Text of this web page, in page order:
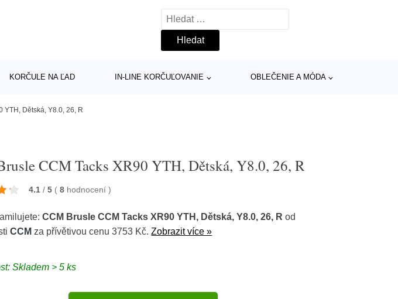
Vyhledávání
KORČULE NA ĽAD IN-LINE KORČUĽOVANIE OBLEČENIE A MÓDA
YTH, Dětská, Y8.0, 26, R
CCM Tacks XR90 YTH, Dětská, Y8.0, 26, R
4.1 / 5 ( 8 hodnocení)
CCM Brusle CCM Tacks XR90 YTH, Dětská, Y8.0, 26, R od
CCM za přívětivou cenu 3753 Kč.Zobrazit více »
Skladem > 5 ks